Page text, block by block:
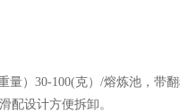
量）30-100(克）/熔炼池，带
配设计方便拆卸。